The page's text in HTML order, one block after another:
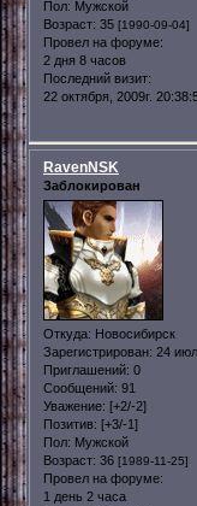
Пол: Мужской
Возраст: 35 [1990-09-04]
Провел на форуме:
2 дня 8 часов
Последний визит:
22 октября, 2009г.
RavenNSK
Заблокирован
Откуда: Новосибирск
Зарегистрирован: 24
Приглашений: 0
Сообщений: 91
Уважение: [+2/-2]
Позитив: [+3/-1]
Пол: Мужской
Возраст: 36 [1989-11-25]
Провел на форуме:
1 день 2 часа